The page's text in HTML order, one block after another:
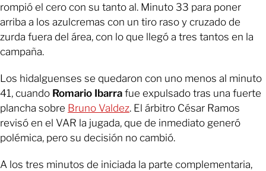
rompió el cero con su tanto al. Minuto 33 para poner
arriba a los azulcremas con un tiro raso y cruzado de
zurda fuera del área, con lo que llegó a tres tantos en la
campaña.
Los hidalguenses se quedaron con uno menos al minuto
41, cuando Romario Ibarra fue expulsado tras una fuerte
plancha sobre Bruno Valdez. El árbitro César Ramos
revisó en el VAR la jugada, que de inmediato generó
polémica, pero su decisión no cambió.
A los tres minutos de iniciada la parte complementaria,